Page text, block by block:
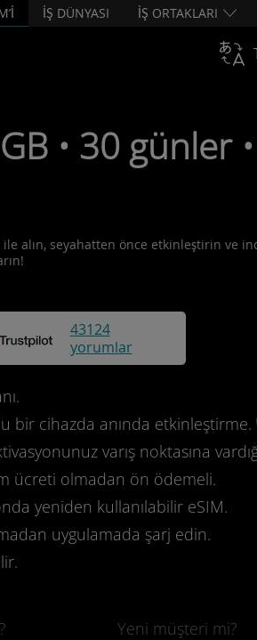
İŞ DÜNYASI İŞ ORTAKLARI
• 30 günler •
alın, seyahatten önce etkinleştirin ve
43124
yorumlar
bir cihazda anında etkinleştirme.
varış noktasına
ücreti olmadan ön ödemeli.
yeniden kullanılabilir eSIM.
uygulamada şarj edin.
Yeni müşteri mi?